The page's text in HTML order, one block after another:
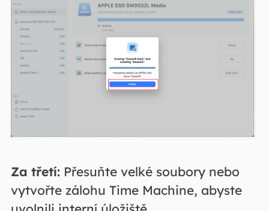
Za třetí:Přesuňte velké soubory nebo
vytvořte zálohu Time Machine, abyste